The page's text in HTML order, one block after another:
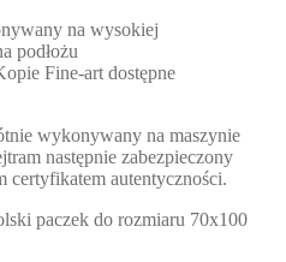
na wysokiej
podłożu
Fine-art dostępne
wykonywany na maszynie
następnie zabezpieczony
certyfikatem autentyczności.
paczek do rozmiaru 70x100